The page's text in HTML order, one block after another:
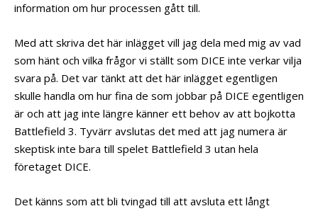
information om hur processen gått till.
Med att skriva det här inlägget vill jag dela med mig av vad
som hänt och vilka frågor vi ställt som DICE inte verkar vilja
svara på. Det var tänkt att det här inlägget egentligen
skulle handla om hur fina de som jobbar på DICE egentligen
är och att jag inte längre känner ett behov av att bojkotta
Battlefield 3. Tyvärr avslutas det med att jag numera är
skeptisk inte bara till spelet Battlefield 3 utan hela
företaget DICE.
Det känns som att bli tvingad till att avsluta ett långt